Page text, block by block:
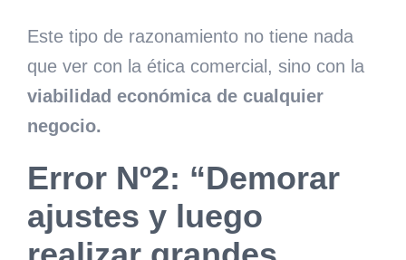
Este tipo de razonamiento no tiene nada
que ver con la ética comercial, sino con la
viabilidad económica de cualquier
negocio.
Error Nº2: “Demorar
ajustes y luego